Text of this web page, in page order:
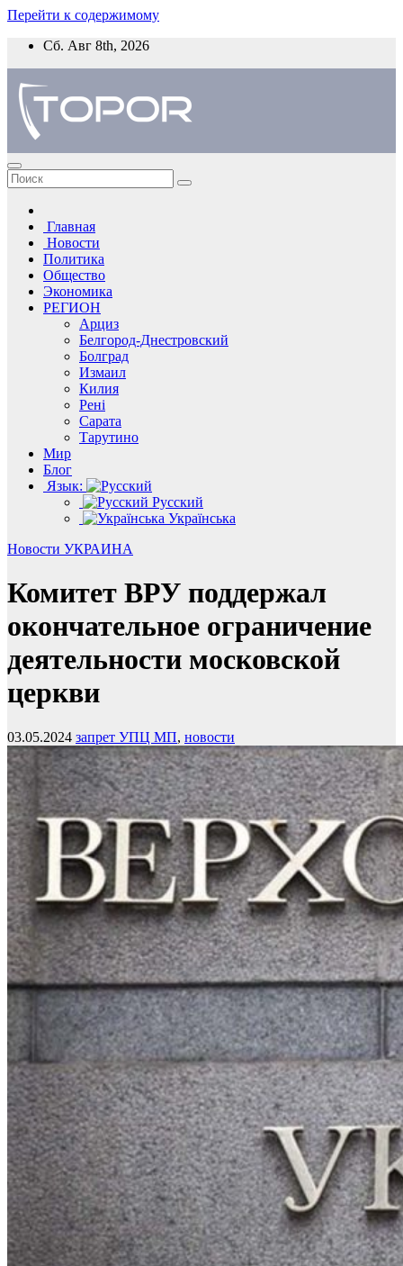
Перейти к содержимому
Сб. Авг 8th, 2026
Главная
Новости
Политика
Общество
Экономика
РЕГИОН
Арциз
Белгород-Днестровский
Болград
Измаил
Килия
Рені
Сарата
Тарутино
Мир
Блог
Язык:
Русский
Українська
Новости УКРАИНА
Комитет ВРУ поддержал
окончательное ограничение
деятельности московской
церкви
03.05.2024 запрет УПЦ МП, новости